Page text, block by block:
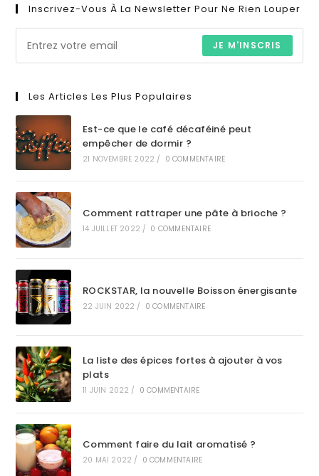
Inscrivez-Vous À La Newsletter Pour Ne Rien Louper
JE M'INSCRIS
Les Articles Les Plus Populaires
Est-ce que le café décaféiné peut
empêcher de dormir ?
21 NOVEMBRE 2022 / 0 COMMENTAIRE
Comment rattraper une pâte à brioche ?
14 JUILLET 2022 / 0 COMMENTAIRE
ROCKSTAR, la nouvelle Boisson énergisante
22 JUIN 2022 / 0 COMMENTAIRE
La liste des épices fortes à ajouter à vos
plats
11 JUIN 2022 / 0 COMMENTAIRE
Comment faire du lait aromatisé ?
20 MAI 2022 / 0 COMMENTAIRE